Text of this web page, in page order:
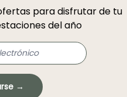
para disfrutar de tu
del año
→